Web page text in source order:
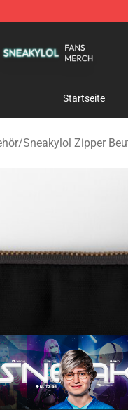
Startseite
/Sneakylol Zipper